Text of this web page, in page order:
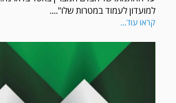
למועדון לעמוד במטרות שלו"....
קראו עוד...